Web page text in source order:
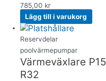
785,00 kr
Lägg till i varukorg
Reservdelar
poolvärmepumpar
Värmeväxlare P15
R32